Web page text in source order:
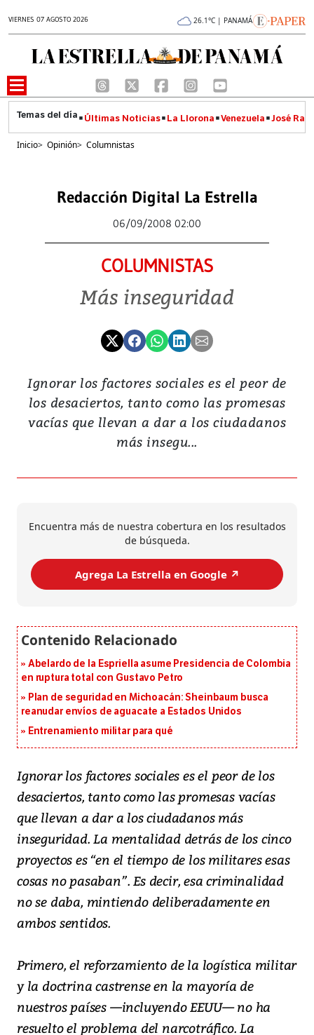
VIERNES 07 AGOSTO 2026 26.1°C | PANAMÁ
Últimas Noticias La Llorona Venezuela José
Inicio> Opinión> Columnistas
Redacción Digital La Estrella
06/09/2008 02:00
COLUMNISTAS
Más inseguridad
Ignorar los factores sociales es el peor de
los desaciertos, tanto como las promesas
vacías que llevan a dar a los ciudadanos
más insegu...
Encuentra más de nuestra cobertura en los resultados
de búsqueda.
Agrega La Estrella en Google ↗️
Abelardo de la Espriella asume Presidencia de Colombia
en ruptura total con Gustavo Petro
Plan de seguridad en Michoacán: Sheinbaum busca
reanudar envíos de aguacate a Estados Unidos
Entrenamiento militar para qué
Ignorar los factores sociales es el peor de los
desaciertos, tanto como las promesas vacías
que llevan a dar a los ciudadanos más
inseguridad. La mentalidad detrás de los cinco
proyectos es “en el tiempo de los militares esas
cosas no pasaban”. Es decir, esa criminalidad
no se daba, mintiendo deliberadamente en
ambos sentidos.
Primero, el reforzamiento de la logística militar
y la doctrina castrense en la mayoría de
nuestros países —incluyendo EEUU— no ha
resuelto el problema del narcotráfico. La